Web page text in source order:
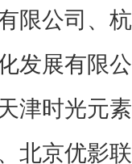
限公司、
发展有限
津时光元
北京优影